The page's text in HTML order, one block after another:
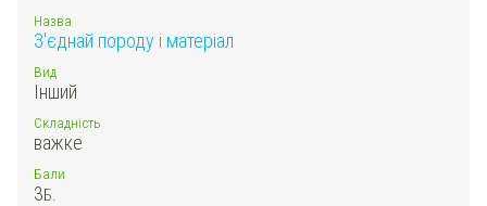
Назва
З'єднай породу і матеріал
Вид
Інший
Складність
важке
Бали
3Б.